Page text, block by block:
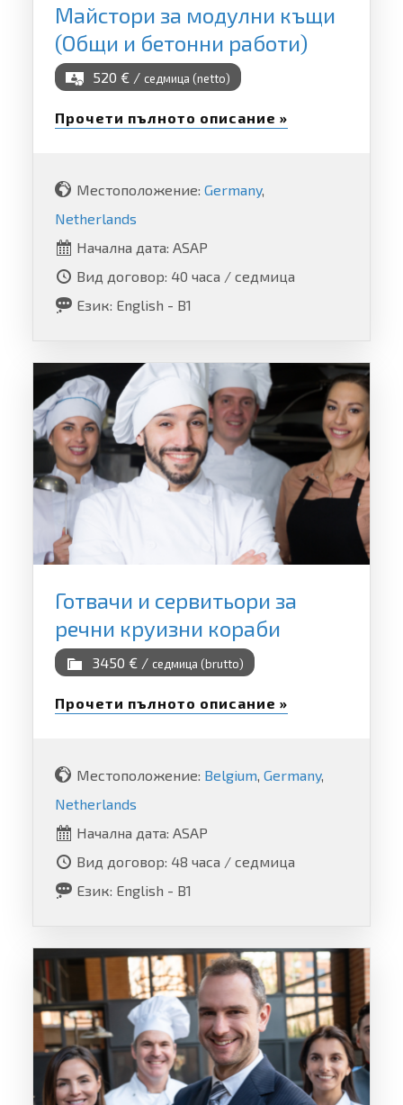
Майстори за модулни къщи
(Общи и бетонни работи)
520 € / седмица (netto)
Прочети пълното описание »
Местоположение: Germany,
Netherlands
Начална дата: ASAP
Вид договор: 40 часа / седмица
Език: English - B1
Готвачи и сервитьори за
речни круизни кораби
3450 € / седмица (brutto)
Прочети пълното описание »
Местоположение: Belgium, Germany,
Netherlands
Начална дата: ASAP
Вид договор: 48 часа / седмица
Език: English - B1